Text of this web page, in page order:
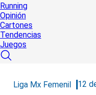
Running
Opinión
Cartones
Tendencias
Juegos
Liga Mx Femenil 12